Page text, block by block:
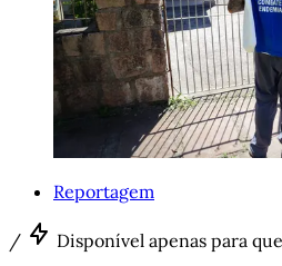
Reportagem
/ Disponível apenas para